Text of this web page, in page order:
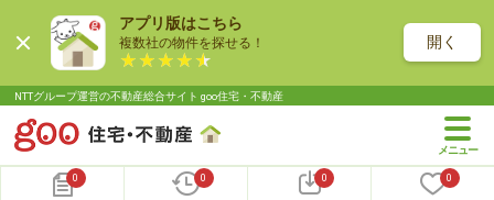
アプリ版はこちら
複数社の物件を探せる！ 開く
NTTグループ運営の不動産総合サイト goo住宅・不動産
0 0 0 0